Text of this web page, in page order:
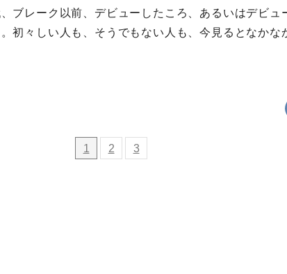
ブレーク以前、デビューしたころ、あるいはデビュ
初々しい人も、そうでもない人も、今見るとなかな
1 2 3